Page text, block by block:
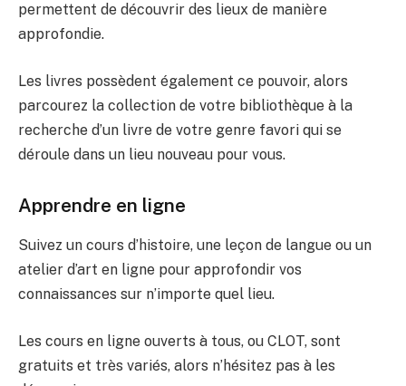
permettent de découvrir des lieux de manière
approfondie.
Les livres possèdent également ce pouvoir, alors
parcourez la collection de votre bibliothèque à la
recherche d’un livre de votre genre favori qui se
déroule dans un lieu nouveau pour vous.
Apprendre en ligne
Suivez un cours d’histoire, une leçon de langue ou un
atelier d’art en ligne pour approfondir vos
connaissances sur n’importe quel lieu.
Les cours en ligne ouverts à tous, ou CLOT, sont
gratuits et très variés, alors n’hésitez pas à les